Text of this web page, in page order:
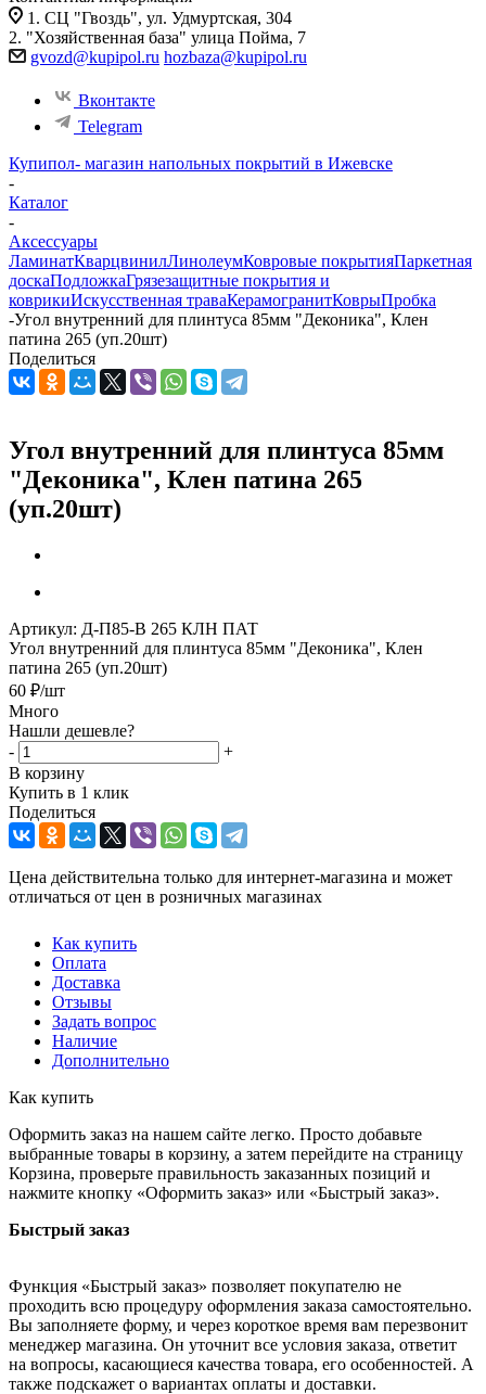
1. СЦ "Гвоздь", ул. Удмуртская, 304
2. "Хозяйственная база" улица Пойма, 7
gvozd@kupipol.ru hozbaza@kupipol.ru
Вконтакте
Telegram
Купипол- магазин напольных покрытий в Ижевске
-
Каталог
-
Аксессуары
ЛаминатКварцвинилЛинолеумКовровые покрытияПаркетная
доскаПодложкаГрязезащитные покрытия и
коврикиИскусственная траваКерамогранитКоврыПробка
-Угол внутренний для плинтуса 85мм "Деконика", Клен
патина 265 (уп.20шт)
Поделиться
Угол внутренний для плинтуса 85мм
"Деконика", Клен патина 265
(уп.20шт)
Артикул: Д-П85-В 265 КЛН ПАТ
Угол внутренний для плинтуса 85мм "Деконика", Клен
патина 265 (уп.20шт)
60 ₽/шт
Много
Нашли дешевле?
-
+
В корзину
Купить в 1 клик
Поделиться
Цена действительна только для интернет-магазина и может
отличаться от цен в розничных магазинах
Как купить
Оплата
Доставка
Отзывы
Задать вопрос
Наличие
Дополнительно
Как купить
Оформить заказ на нашем сайте легко. Просто добавьте
выбранные товары в корзину, а затем перейдите на страницу
Корзина, проверьте правильность заказанных позиций и
нажмите кнопку «Оформить заказ» или «Быстрый заказ».
Быстрый заказ
Функция «Быстрый заказ» позволяет покупателю не
проходить всю процедуру оформления заказа самостоятельно.
Вы заполняете форму, и через короткое время вам перезвонит
менеджер магазина. Он уточнит все условия заказа, ответит
на вопросы, касающиеся качества товара, его особенностей. А
также подскажет о вариантах оплаты и доставки.